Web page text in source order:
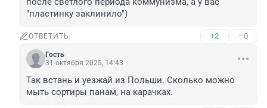
"пластинку заклинило")
ОТВЕТИТЬ +2 –0
Гость
31 октября 2025, 14:43
Так встань и уезжай из Польши. Сколько можно
мыть сортиры панам, на карачках.